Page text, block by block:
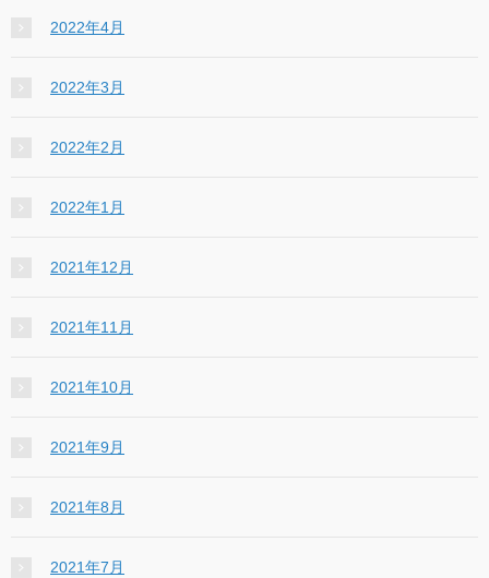
2022年4月
2022年3月
2022年2月
2022年1月
2021年12月
2021年11月
2021年10月
2021年9月
2021年8月
2021年7月